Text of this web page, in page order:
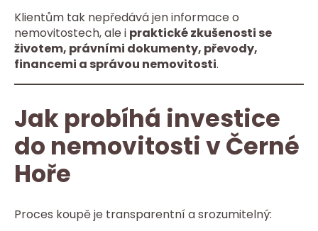
Klientům tak nepředává jen informace o
nemovitostech, ale i praktické zkušenosti se
životem, právními dokumenty, převody,
financemi a správou nemovitosti.
Jak probíhá investice
do nemovitosti v Černé
Hoře
Proces koupě je transparentní a srozumitelný: